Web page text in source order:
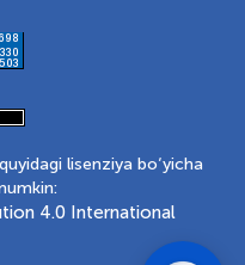
lisenziya bo‘yicha
4.0 International